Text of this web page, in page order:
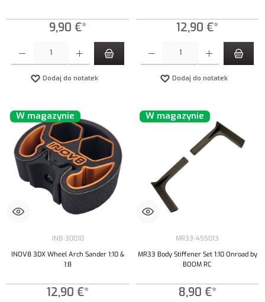
9,90 €*
Dodaj do notatek
12,90 €*
Dodaj do notatek
W magazynie
IN8-30010
INOV8 3DX Wheel Arch Sander 1:10 &
1:8
12,90 €*
W magazynie
MR33-455013
MR33 Body Stiffener Set 1:10 Onroad by
BOOM RC
8,90 €*